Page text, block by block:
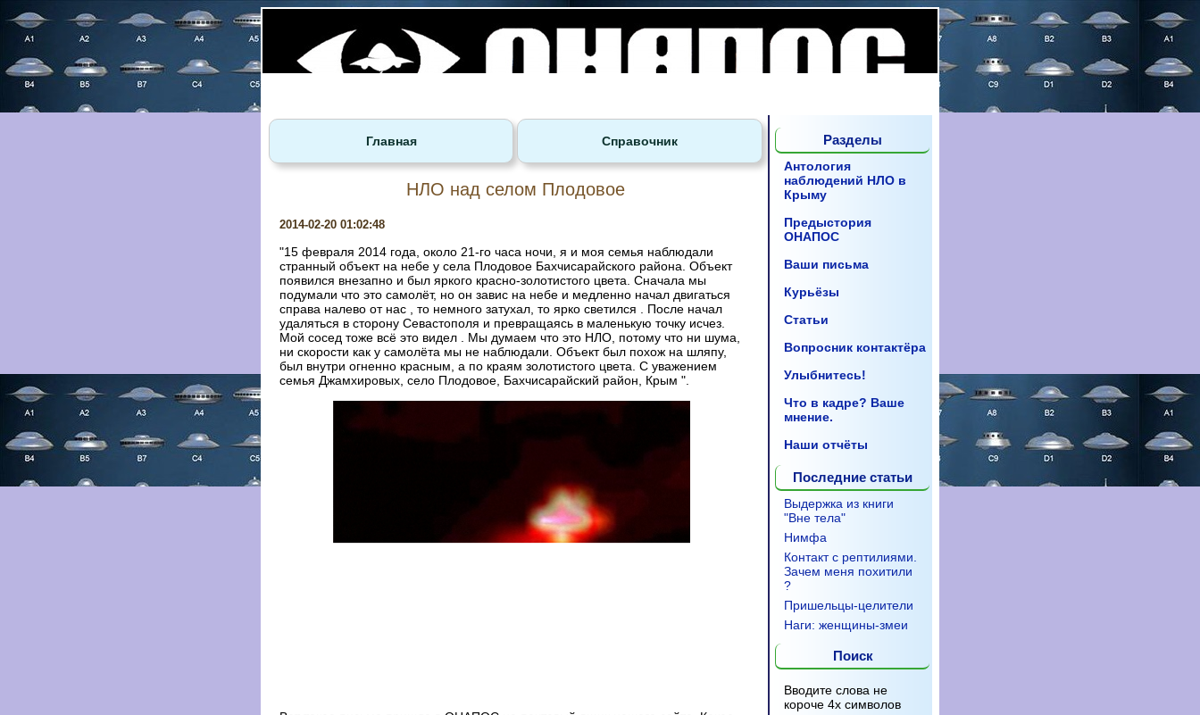
Главная Справочник
НЛО над селом Плодовое
2014-02-20 01:02:48
"15 февраля 2014 года, около 21-го часа ночи, я и моя семья наблюдали
странный объект на небе у села Плодовое Бахчисарайского района. Объект
появился внезапно и был яркого красно-золотистого цвета. Сначала мы
подумали что это самолёт, но он завис на небе и медленно начал двигаться
справа налево от нас , то немного затухал, то ярко светился . После начал
удаляться в сторону Севастополя и превращаясь в маленькую точку исчез.
Мой сосед тоже всё это видел . Мы думаем что это НЛО, потому что ни шума,
ни скорости как у самолёта мы не наблюдали. Объект был похож на шляпу,
был внутри огненно красным, а по краям золотистого цвета. С уважением
семья Джамхировых, село Плодовое, Бахчисарайский район, Крым ".
Разделы
Антология
наблюдений НЛО в
Крыму
Предыстория
ОНАПОС
Ваши письма
Курьёзы
Статьи
Вопросник контактёра
Улыбнитесь!
Что в кадре? Ваше
мнение.
Наши отчёты
Последние статьи
Выдержка из книги
"Вне тела"
Нимфа
Контакт с рептилиями.
Зачем меня похитили
?
Пришельцы-целители
Наги: женщины-змеи
Поиск
Вводите слова не
короче 4х символов